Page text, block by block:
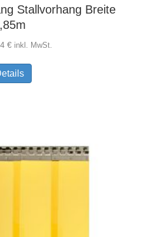
Stallvorhang Breite
€ inkl. MwSt.
Produkt
Die
Optionen
gewählt